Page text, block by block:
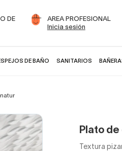
DE
AREA PROFESIONAL
Inicia sesión
DE BAÑO SANITARIOS
Plato
Textura